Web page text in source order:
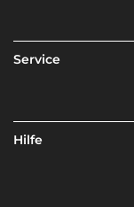
Service
Hilfe